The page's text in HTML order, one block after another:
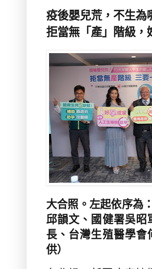
疫後嬰兒荒，不生為
拒當無「產」階級，
大合照。左起依序為
邱韻文、國健署吳昭
長、台灣生殖醫學會
供）